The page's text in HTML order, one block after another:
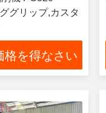
グリップ,カスタ
格を得なさい